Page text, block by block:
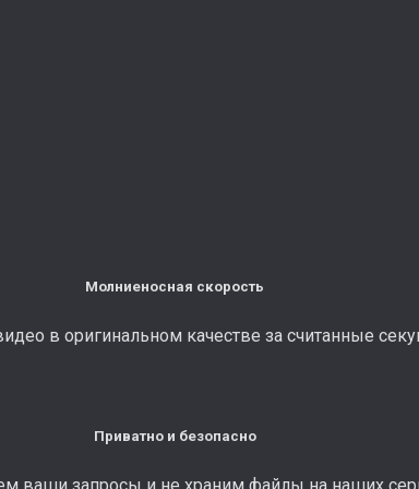
Молниеносная скорость
в оригинальном качестве за считанные
Приватно и безопасно